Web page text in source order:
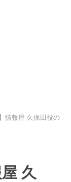
情報屋 久保田役の
久